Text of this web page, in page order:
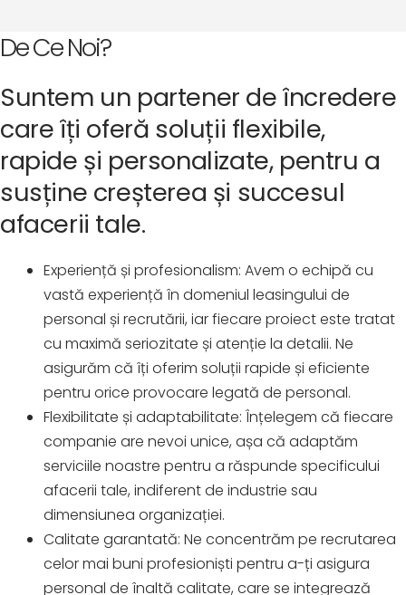
De Ce Noi?
Suntem un partener de încredere
care îți oferă soluții flexibile,
rapide și personalizate, pentru a
susține creșterea și succesul
afacerii tale.
Experiență și profesionalism: Avem o echipă cu
vastă experiență în domeniul leasingului de
personal și recrutării, iar fiecare proiect este tratat
cu maximă seriozitate și atenție la detalii. Ne
asigurăm că îți oferim soluții rapide și eficiente
pentru orice provocare legată de personal.
Flexibilitate și adaptabilitate: Înțelegem că fiecare
companie are nevoi unice, așa că adaptăm
serviciile noastre pentru a răspunde specificului
afacerii tale, indiferent de industrie sau
dimensiunea organizației.
Calitate garantată: Ne concentrăm pe recrutarea
celor mai buni profesioniști pentru a-ți asigura
personal de înaltă calitate, care se integrează